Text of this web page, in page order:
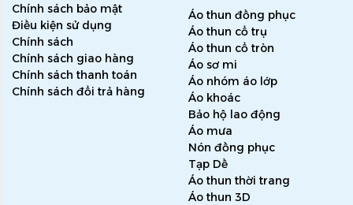
Chính sách bảo mật
Điều kiện sử dụng
Chính sách
Chính sách giao hàng
Chính sách thanh toán
Chính sách đổi trả hàng
Áo thun đồng phục
Áo thun cổ trụ
Áo thun cổ tròn
Áo sơ mi
Áo nhóm áo lớp
Áo khoác
Bảo hộ lao động
Áo mưa
Nón đồng phục
Tạp Dề
Áo thun thời trang
Áo thun 3D